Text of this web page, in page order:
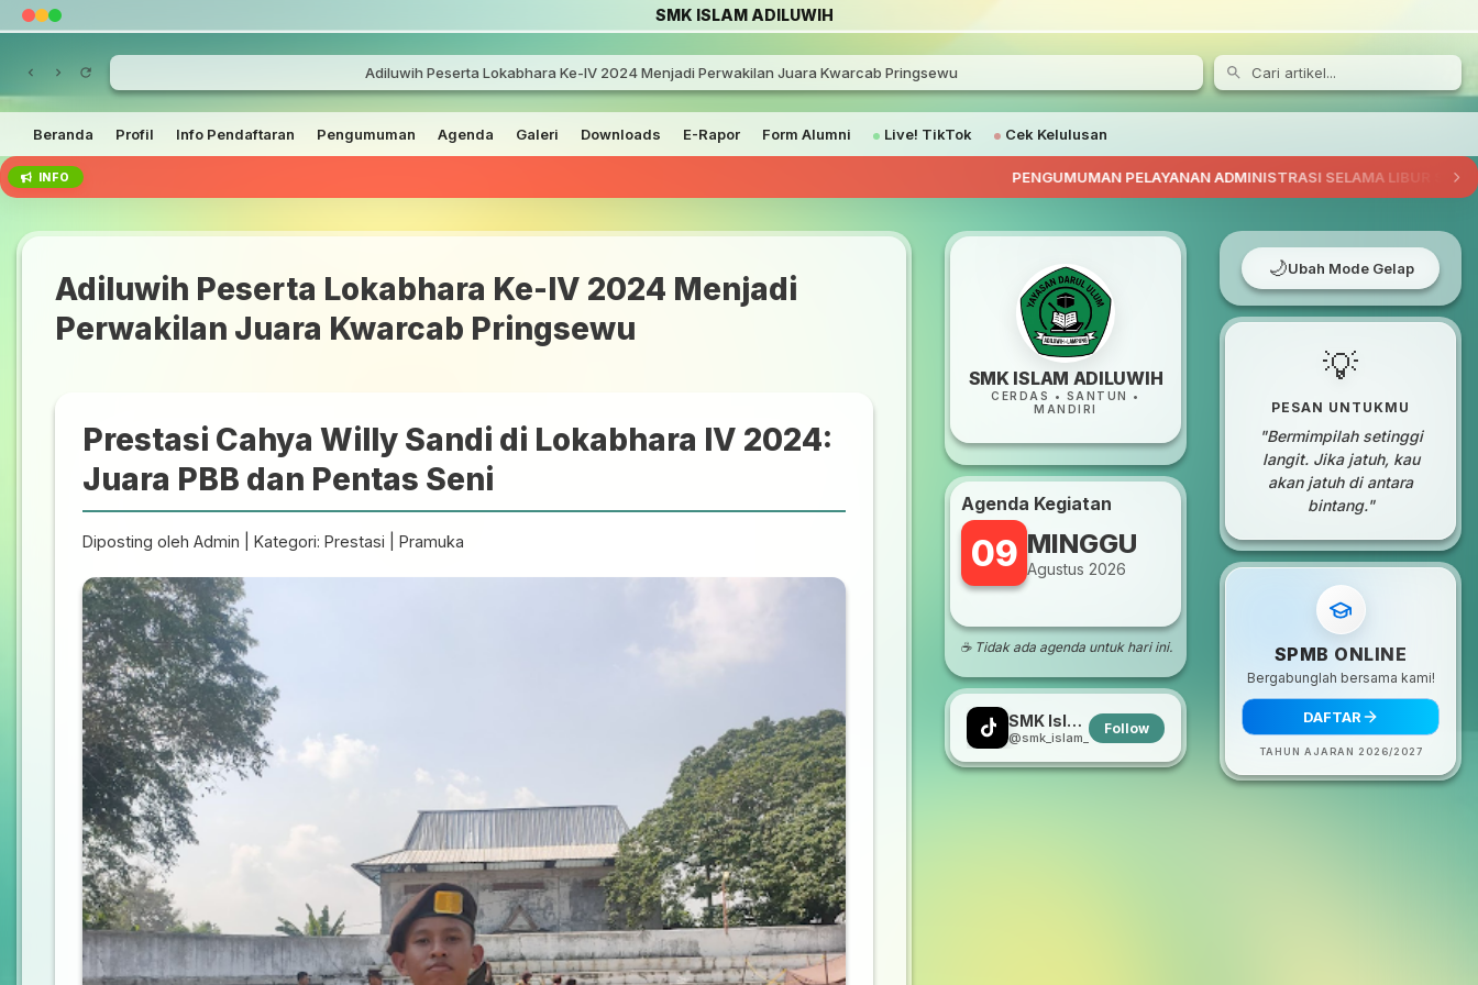
SMK ISLAM ADILUWIH
Adiluwih Peserta Lokabhara Ke-IV 2024 Menjadi Perwakilan Juara Kwarcab Pringsewu
Beranda Profil Info Pendaftaran Pengumuman Agenda Galeri Downloads E-Rapor Form Alumni Live! TikTok Cek Kelulusan
INFO PENGUMUMAN PELAYANAN ADMINISTRASI SELAMA LIBUR SEMESTER /
Adiluwih Peserta Lokabhara Ke-IV 2024 Menjadi
Perwakilan Juara Kwarcab Pringsewu
Prestasi Cahya Willy Sandi di Lokabhara IV 2024:
Juara PBB dan Pentas Seni
Diposting oleh Admin | Kategori: Prestasi | Pramuka
SMK ISLAM ADILUWIH
CERDAS • SANTUN •
MANDIRI
Agenda Kegiatan
09 MINGGU
Agustus 2026
☕ Tidak ada agenda untuk hari ini.
SMK Islam Adiluwih
@smk_islam_adiluwih
Follow
🌙Ubah Mode Gelap
💡
PESAN UNTUKMU
"Bermimpilah setinggi
langit. Jika jatuh, kau
akan jatuh di antara
bintang."
SPMB ONLINE
Bergabunglah bersama kami!
DAFTAR
TAHUN AJARAN 2026/2027